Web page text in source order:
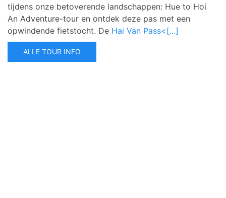
tijdens onze betoverende landschappen: Hue to Hoi
An Adventure-tour en ontdek deze pas met een
opwindende fietstocht. De Hai Van Pass<[...]
ALLE TOUR INFO